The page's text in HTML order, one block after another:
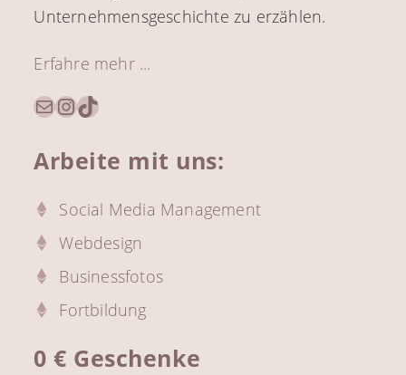
Unternehmensgeschichte zu erzählen.
Erfahre mehr ...
E-MailInstagram
TikTok
Arbeite mit uns:
Social Media Management
Webdesign
Businessfotos
Fortbildung
0 € Geschenke